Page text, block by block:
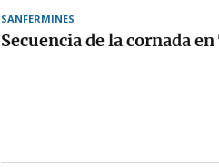
SANFERMINES
Secuencia de la cornada